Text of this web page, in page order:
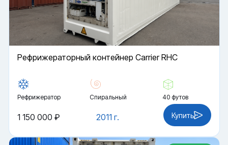
Рефрижераторный контейнер Carrier RHC
Рефрижератор Спиральный 40 футов
2011 г.
1 150 000 ₽ Купить